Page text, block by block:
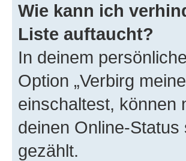
Wie kann ich
Liste auftaucht?
In deinem
Option „Verbirg
einschaltest, können
deinen Online-
gezählt.